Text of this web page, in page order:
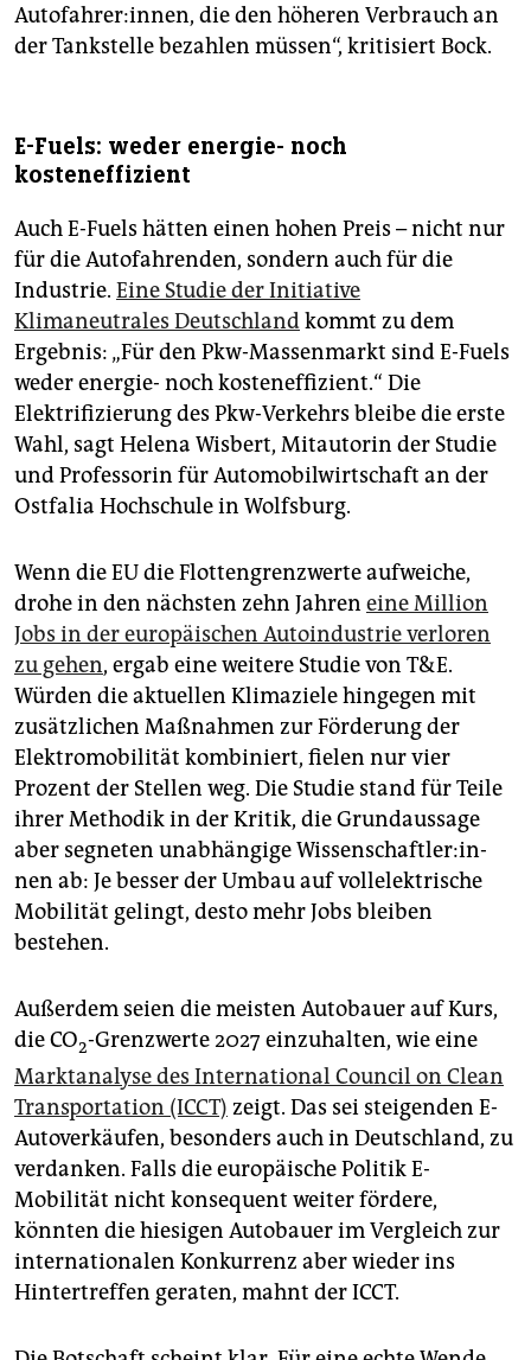
Autofahrer:innen, die den höheren Verbrauch an
der Tankstelle bezahlen müssen“, kritisiert Bock.
E-Fuels: weder energie- noch
kosteneffizient
Auch E-Fuels hätten einen hohen Preis – nicht nur
für die Autofahrenden, sondern auch für die
Industrie. Eine Studie der Initiative
Klimaneutrales Deutschlandkommt zu dem
Ergebnis: „Für den Pkw-Massenmarkt sind E-Fuels
weder energie- noch kosteneffizient.“ Die
Elektrifizierung des Pkw-Verkehrs bleibe die erste
Wahl, sagt Helena Wisbert, Mitautorin der Studie
und Professorin für Automobilwirtschaft an der
Ostfalia Hochschule in Wolfsburg.
Wenn die EU die Flottengrenzwerte aufweiche,
drohe in den nächsten zehn Jahren eine Million
Jobs in der europäischen Autoindustrie verloren
zu gehen, ergab eine weitere Studie von T&E.
Würden die aktuellen Klimaziele hingegen mit
zusätzlichen Maßnahmen zur Förderung der
Elektromobilität kombiniert, fielen nur vier
Prozent der Stellen weg. Die Studie stand für Teile
ihrer Methodik in der Kritik, die Grundaussage
aber segneten unabhängige Wis­sen­schaft­le­r:in­
nen ab: Je besser der Umbau auf vollelektrische
Mobilität gelingt, desto mehr Jobs bleiben
bestehen.
Außerdem seien die meisten Autobauer auf Kurs,
die CO2-Grenzwerte 2027 einzuhalten, wie eine
Marktanalyse des International Council on Clean
Transportation (ICCT) zeigt. Das sei steigenden E-
Autoverkäufen, besonders auch in Deutschland, zu
verdanken. Falls die europäische Politik E-
Mobilität nicht konsequent weiter fördere,
könnten die hiesigen Autobauer im Vergleich zur
internationalen Konkurrenz aber wieder ins
Hintertreffen geraten, mahnt der ICCT.